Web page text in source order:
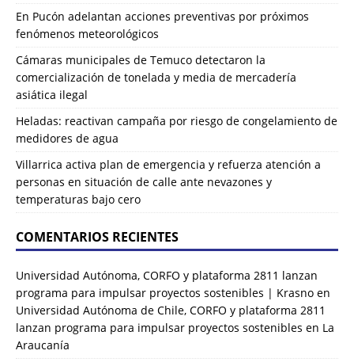
En Pucón adelantan acciones preventivas por próximos
fenómenos meteorológicos
Cámaras municipales de Temuco detectaron la
comercialización de tonelada y media de mercadería
asiática ilegal
Heladas: reactivan campaña por riesgo de congelamiento de
medidores de agua
Villarrica activa plan de emergencia y refuerza atención a
personas en situación de calle ante nevazones y
temperaturas bajo cero
COMENTARIOS RECIENTES
Universidad Autónoma, CORFO y plataforma 2811 lanzan
programa para impulsar proyectos sostenibles | Krasno en
Universidad Autónoma de Chile, CORFO y plataforma 2811
lanzan programa para impulsar proyectos sostenibles en La
Araucanía